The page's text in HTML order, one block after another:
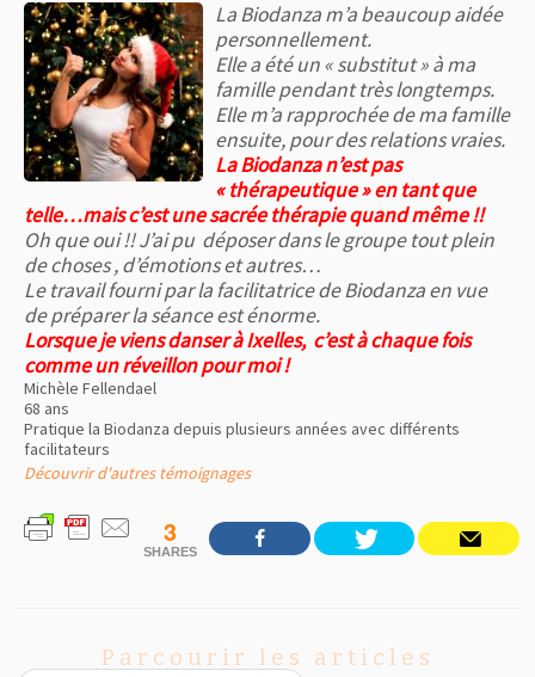
La Biodanza m’a beaucoup aidée
personnellement.
Elle a été un « substitut » à ma
famille pendant très longtemps.
Elle m’a rapprochée de ma famille
ensuite, pour des relations vraies.
La Biodanza n’est pas
« thérapeutique » en tant que
telle…mais c’est une sacrée thérapie quand même !!
Oh que oui !! J’ai pu déposer dans le groupe tout plein
de choses , d’émotions et autres…
Le travail fourni par la facilitatrice de Biodanza en vue
de préparer la séance est énorme.
Lorsque je viens danser à Ixelles, c’est à chaque fois
comme un réveillon pour moi !
Michèle Fellendael
68 ans
Pratique la Biodanza depuis plusieurs années avec différents
facilitateurs
Découvrir d'autres témoignages
3
SHARES
Parcourir les articles